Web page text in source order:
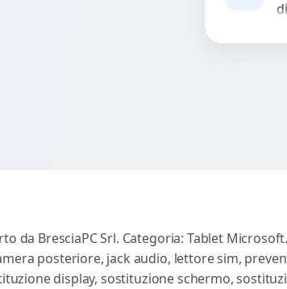
da BresciaPC Srl. Categoria: Tablet
posteriore, jack audio, lettore sim,
display, sostituzione schermo,